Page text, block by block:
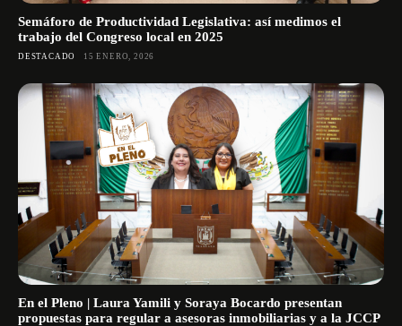
Semáforo de Productividad Legislativa: así medimos el
trabajo del Congreso local en 2025
DESTACADO 15 ENERO, 2026
En el Pleno | Laura Yamili y Soraya Bocardo presentan
propuestas para regular a asesoras inmobiliarias y a la JCCP